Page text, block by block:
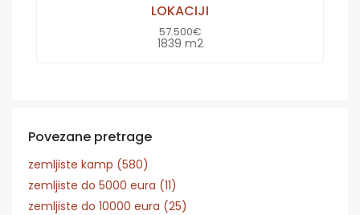
LOKACIJI
57.500€
1839 m2
Povezane pretrage
zemljiste kamp (580)
zemljiste do 5000 eura (11)
zemljiste do 10000 eura (25)